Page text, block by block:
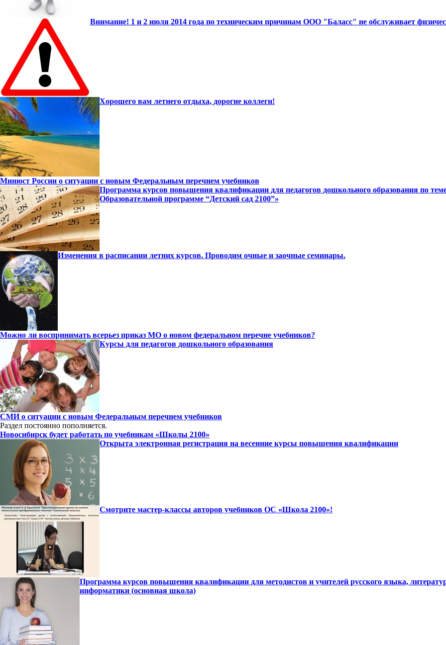
Внимание! 1 и 2 июля 2014 года по техническим причинам ООО "Баласс" не обслуживает
Хорошего вам летнего отдыха, дорогие коллеги!
Минюст России о ситуации с новым Федеральным перечнем учебников
Программа курсов повышения квалификации для педагогов дошкольного образования по
Образовательной программе “Детский сад 2100”»
Изменения в расписании летних курсов. Проводим очные и заочные семинары.
Можно ли воспринимать всерьез приказ МО о новом федеральном перечне учебников?
Курсы для педагогов дошкольного образования
СМИ о ситуации с новым Федеральным перечнем учебников
Раздел постоянно пополняется.
Новосибирск будет работать по учебникам «Школы 2100»
Открыта электронная регистрация на весенние курсы повышения квалификации
Смотрите мастер-классы авторов учебников ОС «Школа 2100»!
Программа курсов повышения квалификации для методистов и учителей русского языка,
информатики (основная школа)